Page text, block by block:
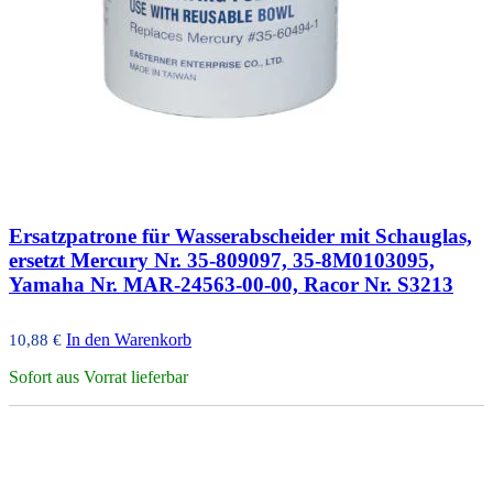
Ersatzpatrone für Wasserabscheider mit Schauglas,
ersetzt Mercury Nr. 35-809097, 35-8M0103095,
Yamaha Nr. MAR-24563-00-00, Racor Nr. S3213
10,88 € In den Warenkorb
Sofort aus Vorrat lieferbar